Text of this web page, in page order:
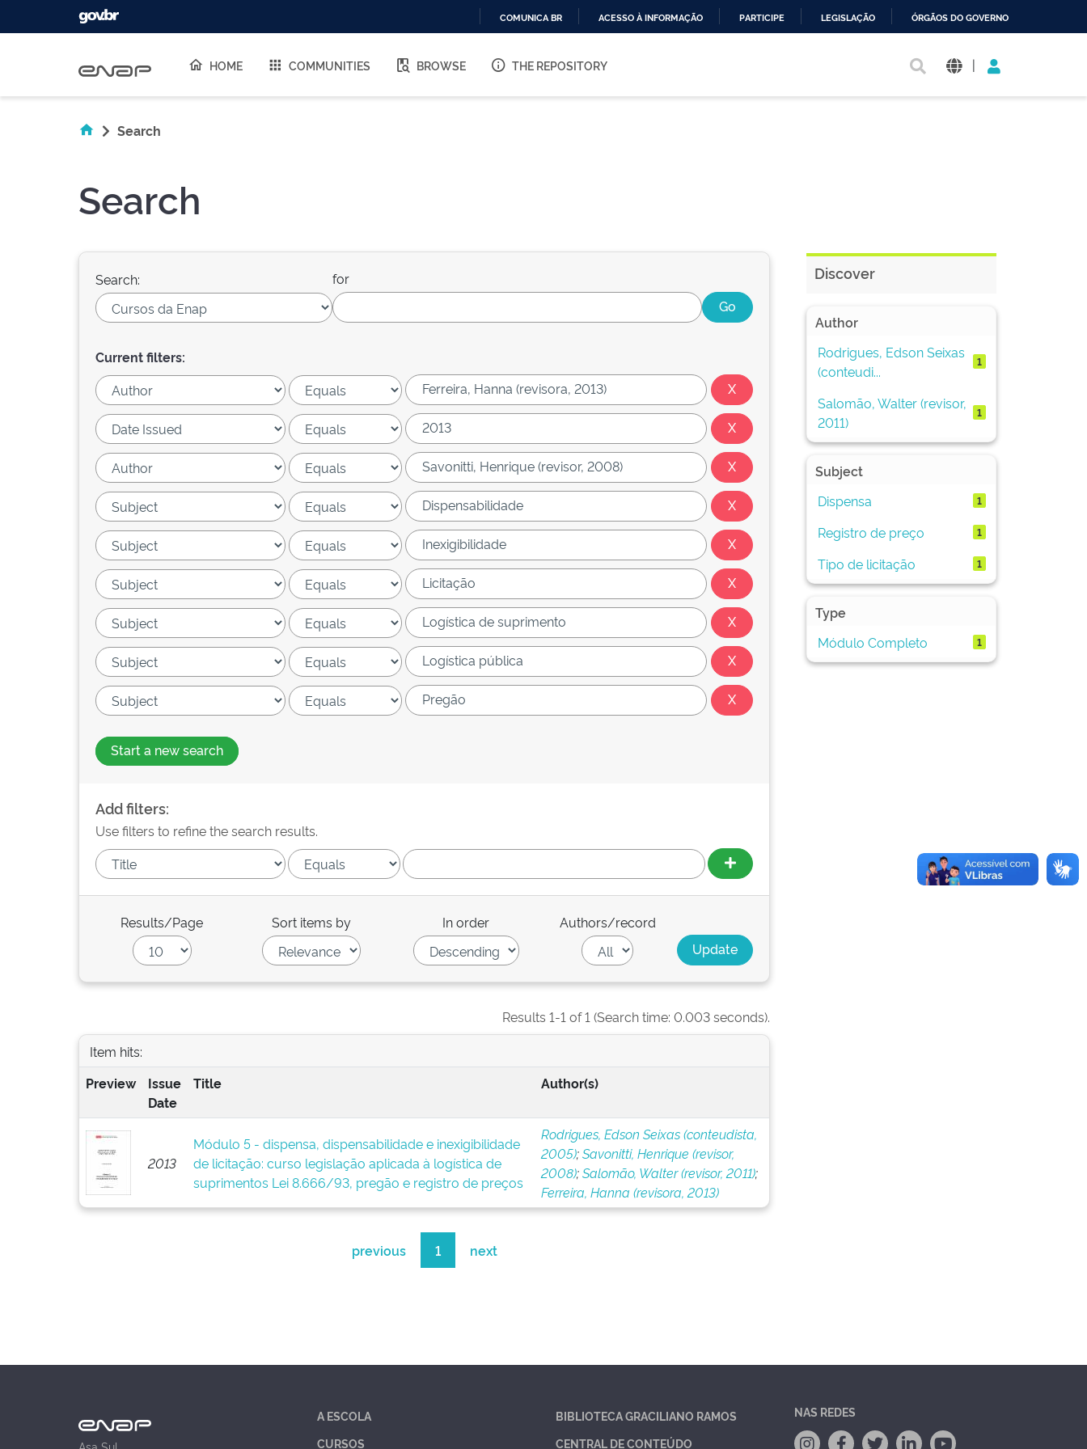
O
COMUNICA BR ACESSO À INFORMAÇÃO PARTICIPE LEGISLAÇÃO ÓRGÃOS DO GOVERNO
HOME COMMUNITIES BROWSE THE REPOSITORY |
Search
Search
Search: for
Current filters:
Start a new search
Add filters:
Use filters to refine the search results.
Results/Page Sort items by In order Authors/record
Results 1-1 of 1 (Search time: 0.003 seconds).
Item hits:
Preview
Issue
Date
Title Author(s)
2013
Módulo 5 - dispensa, dispensabilidade e inexigibilidade
de licitação: curso legislação aplicada à logística de
suprimentos Lei 8.666/93, pregão e registro de preços
Rodrigues, Edson Seixas (conteudista,
2005);Savonitti, Henrique (revisor,
2008);Salomão, Walter (revisor, 2011);
Ferreira, Hanna (revisora, 2013)
previous 1 next
Discover
Author
Rodrigues, Edson Seixas
(conteudi...
1
Salomão, Walter (revisor,
2011)
1
Subject
Dispensa
1
Registro de preço 1
Tipo de licitação 1
Type
Módulo Completo
1
A ESCOLA
CURSOS
BIBLIOTECA GRACILIANO RAMOS
CENTRAL DE CONTEÚDO
NAS REDES